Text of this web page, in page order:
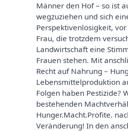
Männer den Hof – so ist
wegzuziehen und sich
Perspektivenlosigkeit,
Frau, die trotzdem
Landwirtschaft eine
Frauen stehen. Mit
Recht auf Nahrung –
Lebensmittelproduktion
Folgen haben Pestizide?
bestehenden
Hunger.Macht.Profite.
Veränderung! In den